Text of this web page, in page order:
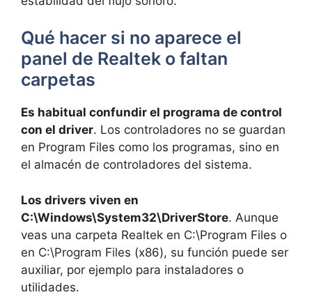
Qué hacer si no aparece el
panel de Realtek o faltan
carpetas
Es habitual confundir el programa de control
con el driver. Los controladores no se guardan
en Program Files como los programas, sino en
el almacén de controladores del sistema.
Los drivers viven en
C:\Windows\System32\DriverStore. Aunque
veas una carpeta Realtek en C:\Program Files o
en C:\Program Files (x86), su función puede ser
auxiliar, por ejemplo para instaladores o
utilidades.